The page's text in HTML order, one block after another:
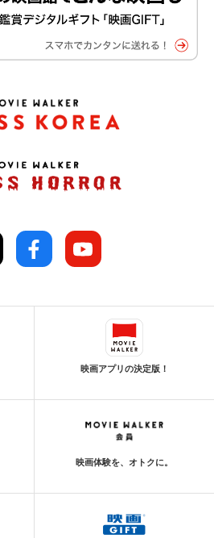
映画アプリの決定版！
映画体験を、オトクに。